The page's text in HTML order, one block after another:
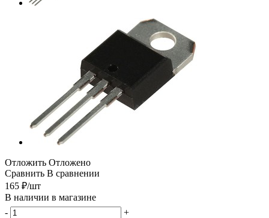
Отложить Отложено
Сравнить В сравнении
165 ₽/шт
В наличии в магазине
-
+